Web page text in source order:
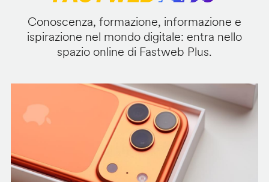
Conoscenza, formazione, informazione e
ispirazione nel mondo digitale: entra nello
spazio online di Fastweb Plus.